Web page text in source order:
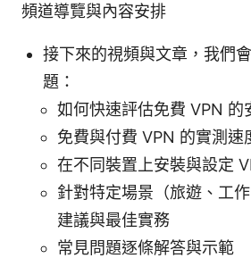
頻道導覽與內容安排
接下來的視頻與文章，我們
題：
如何快速評估免費 VPN 的
免費與付費 VPN 的實測速
在不同裝置上安裝與設定
針對特定場景（旅遊、工
建議與最佳實務
常見問題逐條解答與示範